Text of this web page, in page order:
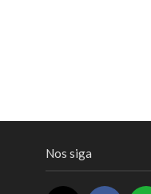
Nos siga